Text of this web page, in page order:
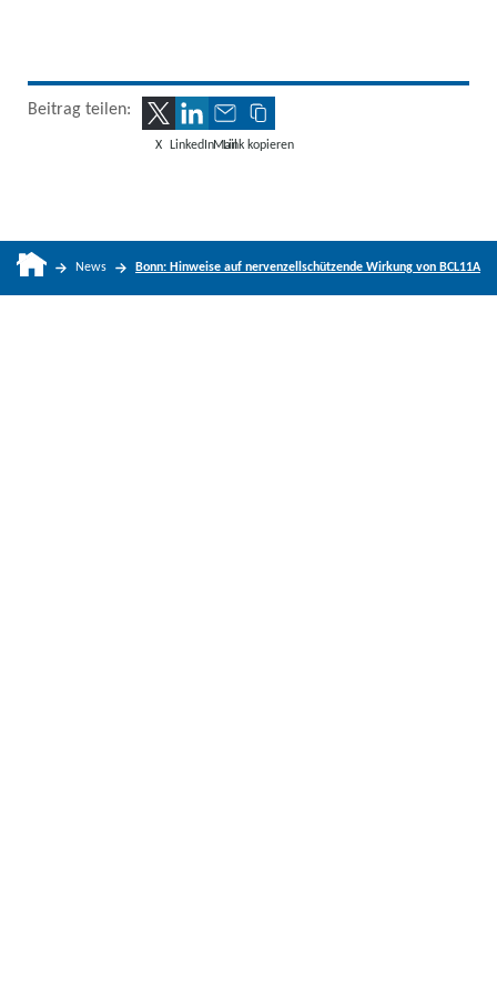
Beitrag teilen:
X LinkedInMailLink kopieren
News Bonn: Hinweise auf nervenzellschützende Wirkung von BCL11A